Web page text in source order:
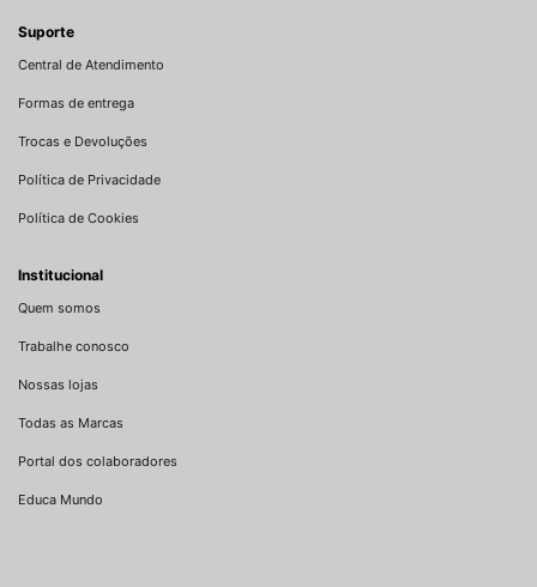
Suporte
Central de Atendimento
Formas de entrega
Trocas e Devoluções
Política de Privacidade
Política de Cookies
Institucional
Quem somos
Trabalhe conosco
Nossas lojas
Todas as Marcas
Portal dos colaboradores
Educa Mundo